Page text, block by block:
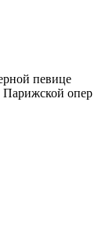
певице
Парижской опер